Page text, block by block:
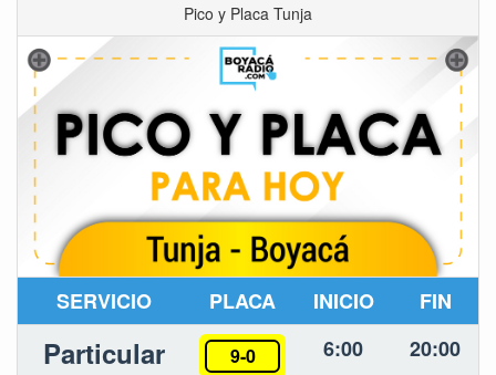
Pico y Placa Tunja
SERVICIO PLACA INICIO FIN
Particular 9-0 6:00 20:00